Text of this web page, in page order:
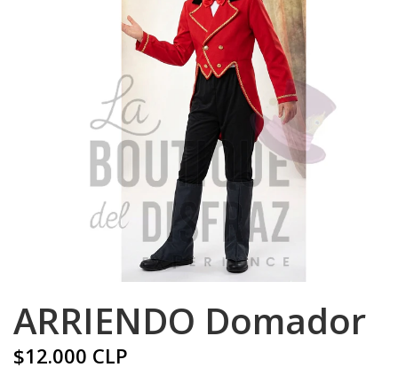
ARRIENDO Domador
$12.000 CLP